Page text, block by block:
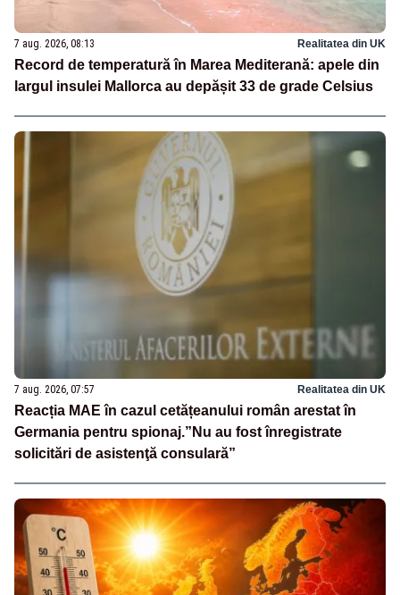
7 aug. 2026, 08:13 Realitatea din UK
Record de temperatură în Marea Mediterană: apele din
largul insulei Mallorca au depășit 33 de grade Celsius
7 aug. 2026, 07:57 Realitatea din UK
Reacția MAE în cazul cetățeanului român arestat în
Germania pentru spionaj.”Nu au fost înregistrate
solicitări de asistenţă consulară”